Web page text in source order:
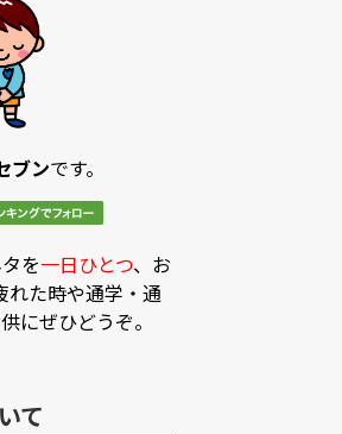
ブンです。
を一日ひとつ、お
れた時や通学・通
にぜひどうぞ。
て